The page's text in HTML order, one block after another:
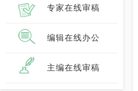
专家在线审稿
编辑在线办公
主编在线审稿